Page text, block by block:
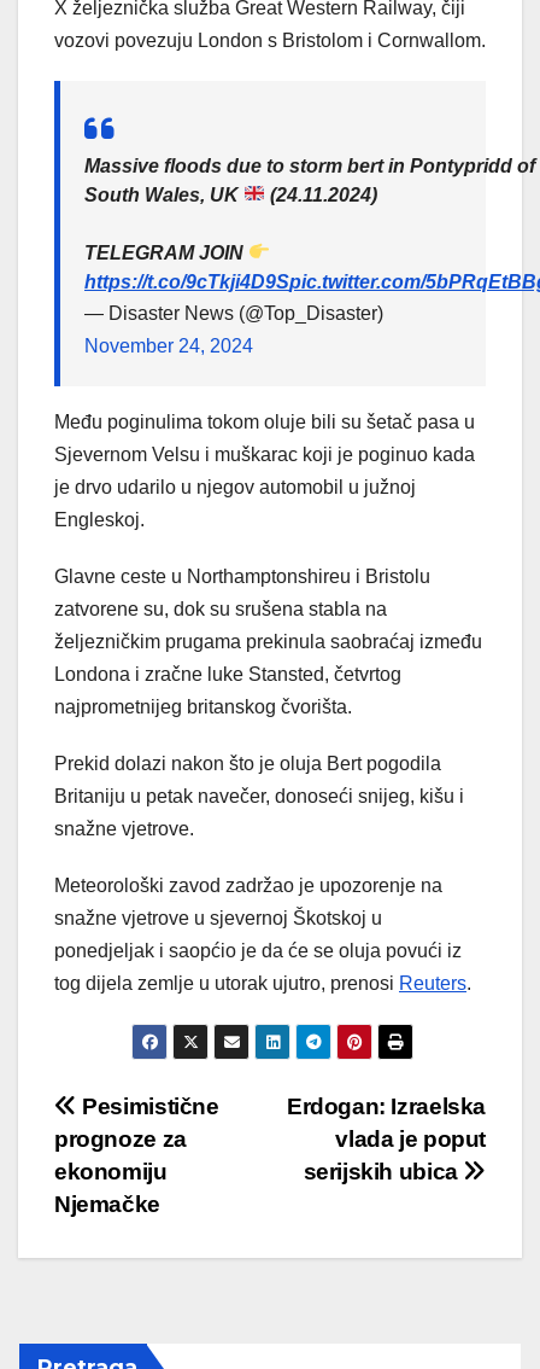
X željeznička služba Great Western Railway, čiji
vozovi povezuju London s Bristolom i Cornwallom.
Massive floods due to storm bert in Pontypridd of
South Wales, UK
(24.11.2024)
TELEGRAM JOIN
https://t.co/9cTkji4D9Spic.twitter.com/
— Disaster News (@Top_Disaster)
November 24, 2024
Među poginulima tokom oluje bili su šetač pasa u
Sjevernom Velsu i muškarac koji je poginuo kada
je drvo udarilo u njegov automobil u južnoj
Engleskoj.
Glavne ceste u Northamptonshireu i Bristolu
zatvorene su, dok su srušena stabla na
željezničkim prugama prekinula saobraćaj između
Londona i zračne luke Stansted, četvrtog
najprometnijeg britanskog čvorišta.
Prekid dolazi nakon što je oluja Bert pogodila
Britaniju u petak navečer, donoseći snijeg, kišu i
snažne vjetrove.
Meteorološki zavod zadržao je upozorenje na
snažne vjetrove u sjevernoj Škotskoj u
ponedjeljak i saopćio je da će se oluja povući iz
tog dijela zemlje u utorak ujutro, prenosi Reuters.
Post
navigation
Erdogan: Izraelska
vlada je poput
serijskih ubica
Pesimistične
prognoze za
ekonomiju
Njemačke